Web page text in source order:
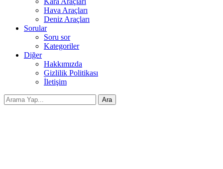
Hava Araçları
Deniz Araçları
Sorular
Soru sor
Kategoriler
Diğer
Hakkımızda
Gizlilik Politikası
İletişim